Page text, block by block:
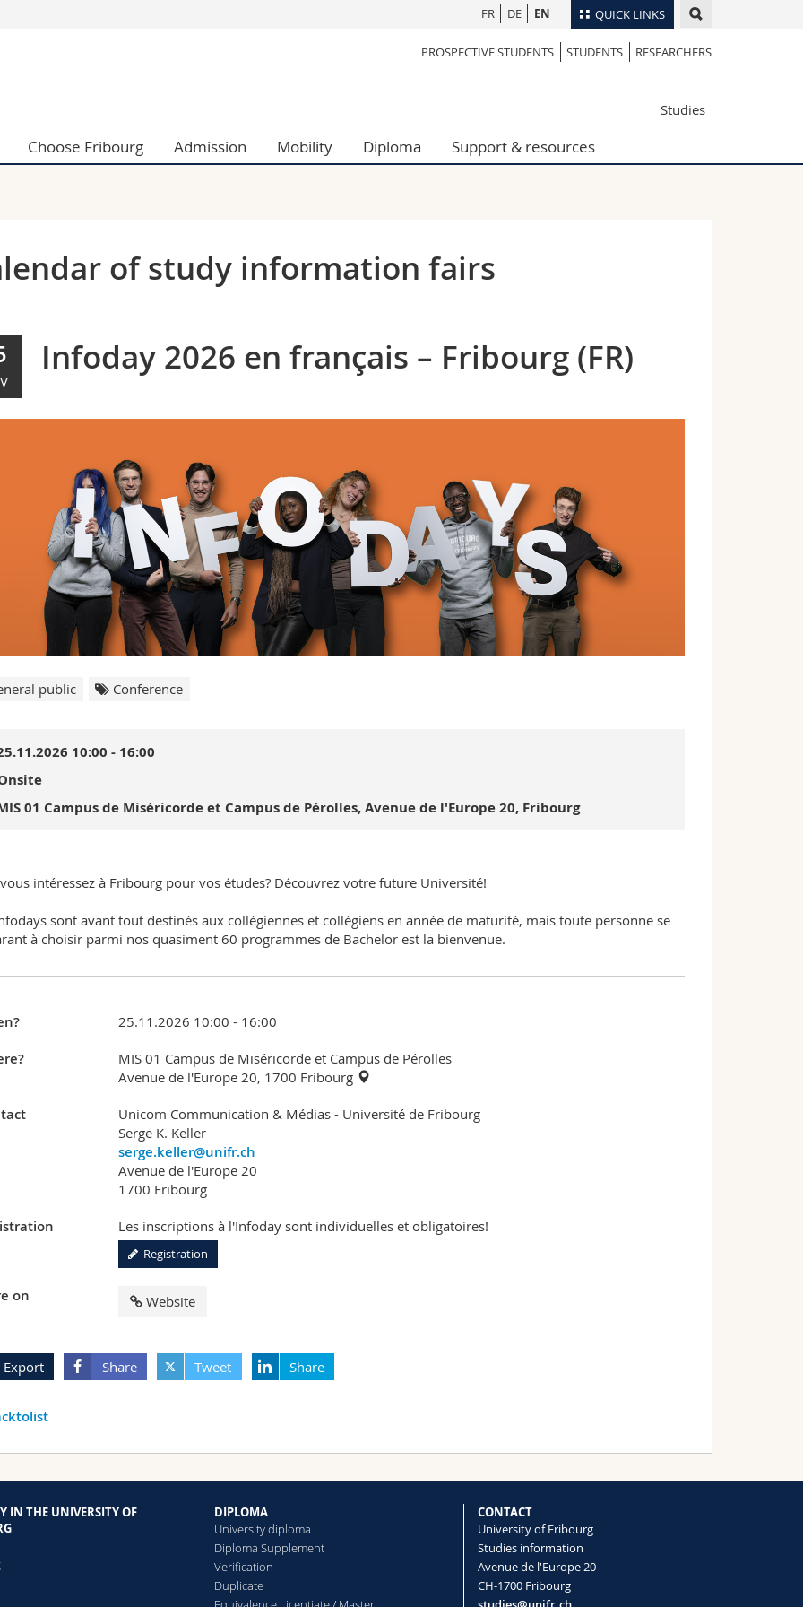
QUICK LINKS
Researchers
Employees
Directory
Webmail
Course catalogue
FR DE EN
PROSPECTIVE STUDENTS STUDENTS RESEARCHERS
Studies
Choose Fribourg Admission Mobility Diploma Support & resources
of study information fairs
Infoday 2026 en français – Fribourg (FR)
public Conference
10:00 - 16:00
01 Campus de Miséricorde et Campus de Pérolles, Avenue de l'Europe 20, Fribourg
intéressez à Fribourg pour vos études? Découvrez votre future Université!
sont avant tout destinés aux collégiennes et collégiens en année de maturité, mais toute personne se
à choisir parmi nos quasiment 60 programmes de Bachelor est la bienvenue.
25.11.2026 10:00 - 16:00
MIS 01 Campus de Miséricorde et Campus de Pérolles
Avenue de l'Europe 20, 1700 Fribourg
Unicom Communication & Médias - Université de Fribourg
Serge K. Keller
serge.keller@unifr.ch
Avenue de l'Europe 20
1700 Fribourg
Les inscriptions à l'Infoday sont individuelles et obligatoires!
Registration
on Website
Export Share Tweet Share
IN THE UNIVERSITY OF
DIPLOMA
University diploma
Diploma Supplement
Verification
Duplicate
CONTACT
University of Fribourg
Studies information
Avenue de l'Europe 20
CH-1700 Fribourg